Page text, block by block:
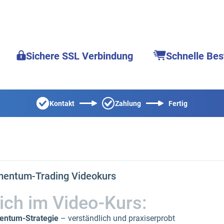
Sichere SSL Verbindung Schnelle
Kontakt Zahlung Fertig
Trading Videokurs
im Video-Kurs:
Strategie – verständlich und praxiserprobt